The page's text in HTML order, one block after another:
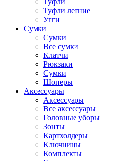
Туфли
Туфли летние
Угги
Сумки
Сумки
Все сумки
Клатчи
Рюкзаки
Сумки
Шоперы
Аксессуары
Аксессуары
Все аксессуары
Головные уборы
Зонты
Картхолдеры
Ключницы
Комплекты